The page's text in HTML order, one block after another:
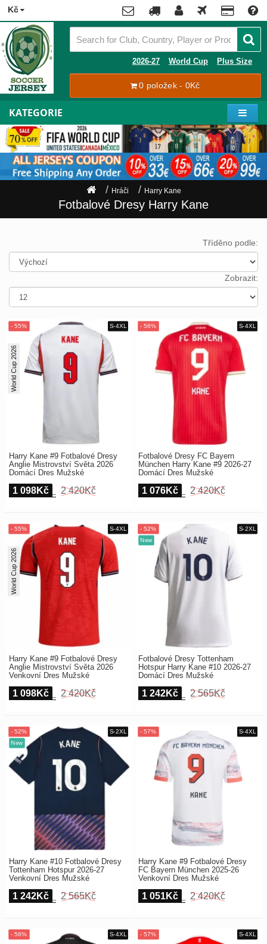
Kč
Contact
Tracking
Můj
účet
Zaregistrovat
se
Přihlásit
Payment
Nákupní
Objednat
2026-27 World Cup Plus Size
0 položek - 0Kč
x
KATEGORIE
Premier
League
La
Liga
Bundesliga
Serie
A
Ligue
1
2026
Europe
UEFA
CONMEBOL
Other
Teams
Retro
Dětské
Hráči Harry Kane
Fotbalové Dresy Harry Kane
Tříděno podle:
Zobrazit:
Harry Kane #9 Fotbalové Dresy
Anglie Mistrovství Světa 2026
Domácí Dres Mužské
World Cup 2026
1 098Kč 2 420Kč
Fotbalové Dresy FC Bayern
München Harry Kane #9 2026-27
Domácí Dres Mužské
1 076Kč 2 420Kč
Harry Kane #9 Fotbalové Dresy
Anglie Mistrovství Světa 2026
Venkovní Dres Mužské
World Cup 2026
1 098Kč 2 420Kč
Fotbalové Dresy Tottenham
Hotspur Harry Kane #10 2026-27
Domácí Dres Mužské
1 242Kč 2 565Kč
Harry Kane #10 Fotbalové Dresy
Tottenham Hotspur 2026-27
Venkovní Dres Mužské
1 242Kč 2 565Kč
Harry Kane #9 Fotbalové Dresy
FC Bayern München 2025-26
Venkovní Dres Mužské
1 051Kč 2 420Kč